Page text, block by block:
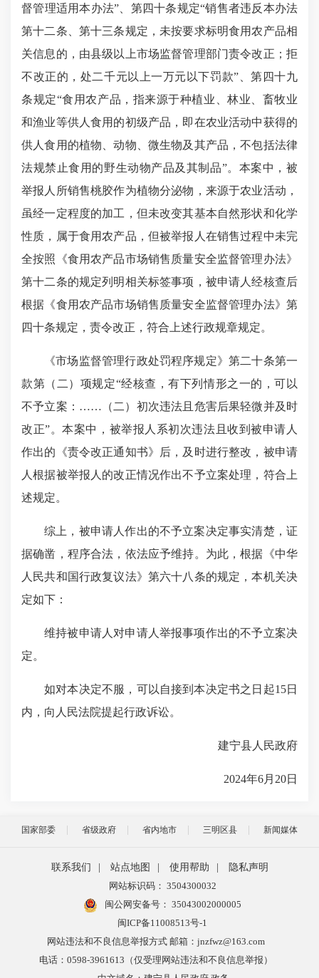
督管理适用本办法”、第四十条规定“销售者违反本办法
第十二条、第十三条规定，未按要求标明食用农产品相
关信息的，由县级以上市场监督管理部门责令改正；拒
不改正的，处二千元以上一万元以下罚款”、第四十九
条规定“食用农产品，指来源于种植业、林业、畜牧业
和渔业等供人食用的初级产品，即在农业活动中获得的
供人食用的植物、动物、微生物及其产品，不包括法律
法规禁止食用的野生动物产品及其制品”。本案中，被
举报人所销售桃胶作为植物分泌物，来源于农业活动，
虽经一定程度的加工，但未改变其基本自然形状和化学
性质，属于食用农产品，但被举报人在销售过程中未完
全按照《食用农产品市场销售质量安全监督管理办法》
第十二条的规定列明相关标签事项，被申请人经核查后
根据《食用农产品市场销售质量安全监督管理办法》第
四十条规定，责令改正，符合上述行政规章规定。
《市场监督管理行政处罚程序规定》第二十条第一
款第（二）项规定“经核查，有下列情形之一的，可以
不予立案：……（二）初次违法且危害后果轻微并及时
改正”。本案中，被举报人系初次违法且收到被申请人
作出的《责令改正通知书》后，及时进行整改，被申请
人根据被举报人的改正情况作出不予立案处理，符合上
述规定。
综上，被申请人作出的不予立案决定事实清楚，证
据确凿，程序合法，依法应予维持。为此，根据《中华
人民共和国行政复议法》第六十八条的规定，本机关决
定如下：
维持被申请人对申请人举报事项作出的不予立案决
定。
如对本决定不服，可以自接到本决定书之日起15日
内，向人民法院提起行政诉讼。
建宁县人民政府
2024年6月20日
国家部委 省级政府 省内地市 三明区县 新闻媒体
联系我们 站点地图 使用帮助
隐私声明
网站标识码： 3504300032
闽公网安备号： 35043002000005
闽ICP备11008513号-1
网站违法和不良信息举报方式 邮箱：jnzfwz@163.com
电话：0598-3961613（仅受理网站违法和不良信息举报）